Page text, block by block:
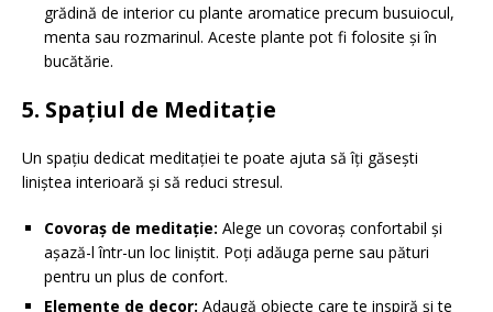
grădină de interior cu plante aromatice precum busuiocul,
menta sau rozmarinul. Aceste plante pot fi folosite și în
bucătărie.
5. Spațiul de Meditație
Un spațiu dedicat meditației te poate ajuta să îți găsești
liniștea interioară și să reduci stresul.
Covoraș de meditație: Alege un covoraș confortabil și
așază-l într-un loc liniștit. Poți adăuga perne sau pături
pentru un plus de confort.
Elemente de decor: Adaugă obiecte care te inspiră și te